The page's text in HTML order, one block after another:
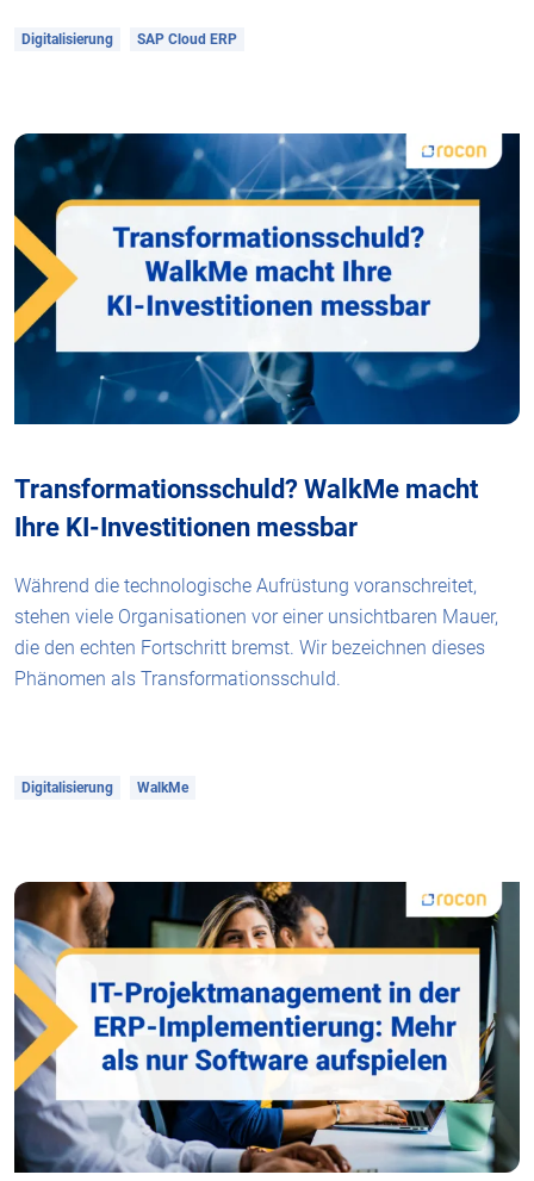
Digitalisierung SAP Cloud ERP
Transformationsschuld? WalkMe macht
Ihre KI-Investitionen messbar
Während die technologische Aufrüstung voranschreitet,
stehen viele Organisationen vor einer unsichtbaren Mauer,
die den echten Fortschritt bremst. Wir bezeichnen dieses
Phänomen als Transformationsschuld.
Digitalisierung WalkMe